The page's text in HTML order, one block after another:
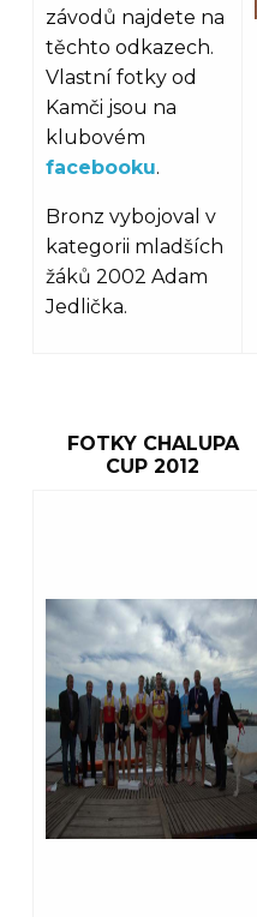
závodů najdete na
těchto odkazech.
Vlastní fotky od
Kamči jsou na
klubovém
facebooku.
Bronz vybojoval v
kategorii mladších
žáků 2002 Adam
Jedlička.
FOTKY CHALUPA
CUP 2012